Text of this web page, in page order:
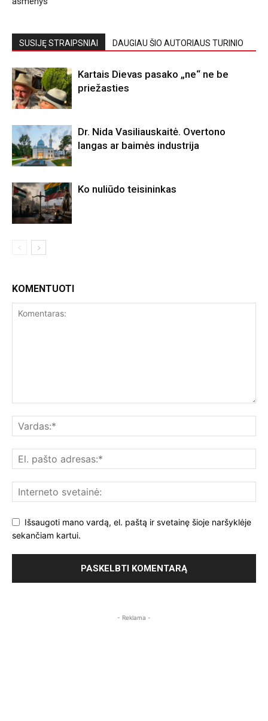
SUSIJĘ STRAIPSNIAI DAUGIAU ŠIO AUTORIAUS TURINIO
Kartais Dievas pasako „ne“ ne be
priežasties
Dr. Nida Vasiliauskaitė. Overtono
langas ar baimės industrija
Ko nuliūdo teisininkas
KOMENTUOTI
Išsaugoti mano vardą, el. paštą ir svetainę šioje naršyklėje
sekančiam kartui.
- Reklama -